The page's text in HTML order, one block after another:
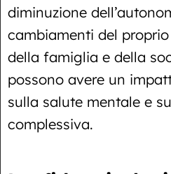
diminuzione
cambiamenti del
della famiglia e della
possono avere un
sulla salute mentale e
complessiva.